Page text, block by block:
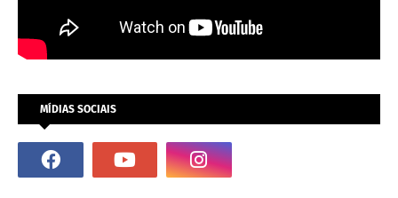
MÍDIAS SOCIAIS